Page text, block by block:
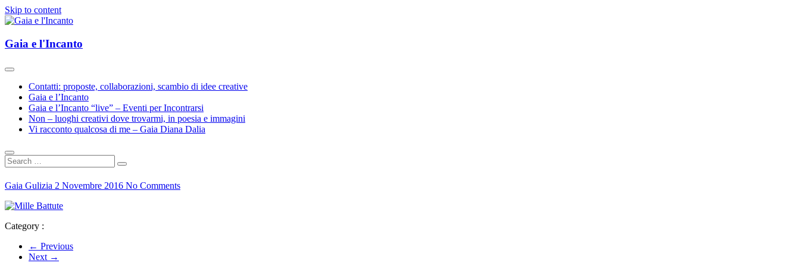
Skip to content
Gaia e l'Incanto
Gaia e l'Incanto
Contatti: proposte, collaborazioni, scambio di idee creative
Gaia e l’Incanto
Gaia e l’Incanto “live” – Eventi per Incontrarsi
Non – luoghi creativi dove trovarmi, in poesia e immagini
Vi racconto qualcosa di me – Gaia Diana Dalia
Gaia Gulizia 2 Novembre 2016 No Comments
Category :
← Previous
Next →